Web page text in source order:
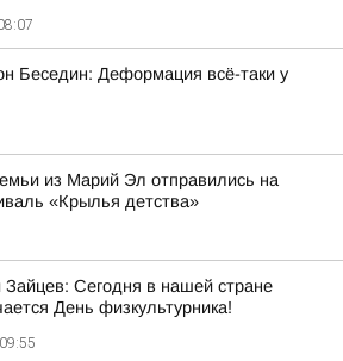
Беседин: Деформация всё-таки у
из Марий Эл отправились на
«Крылья детства»
Сегодня в нашей стране
День физкультурника!
09:55